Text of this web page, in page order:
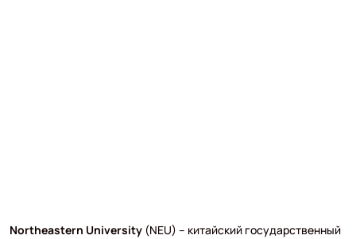
Northeastern University(NEU) – китайский государственный